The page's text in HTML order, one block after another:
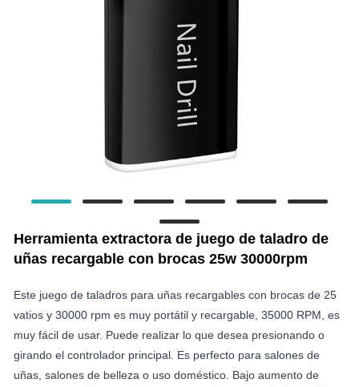
Herramienta extractora de juego de taladro de
uñas recargable con brocas 25w 30000rpm
Este juego de taladros para uñas recargables con brocas de 25
vatios y 30000 rpm es muy portátil y recargable, 35000 RPM, es
muy fácil de usar. Puede realizar lo que desea presionando o
girando el controlador principal. Es perfecto para salones de
uñas, salones de belleza o uso doméstico. Bajo aumento de